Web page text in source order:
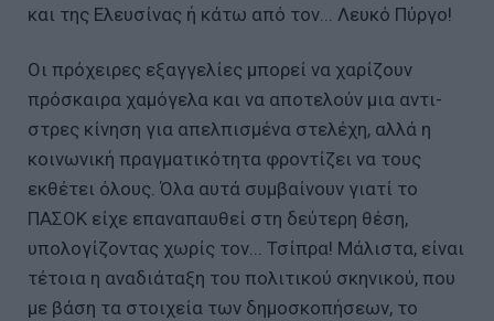
και της Ελευσίνας ή κάτω από τον... Λευκό Πύργο!
Οι πρόχειρες εξαγγελίες μπορεί να χαρίζουν
πρόσκαιρα χαμόγελα και να αποτελούν μια αντι-
στρες κίνηση για απελπισμένα στελέχη, αλλά η
κοινωνική πραγματικότητα φροντίζει να τους
εκθέτει όλους. Όλα αυτά συμβαίνουν γιατί το
ΠΑΣΟΚ είχε επαναπαυθεί στη δεύτερη θέση,
υπολογίζοντας χωρίς τον... Τσίπρα! Μάλιστα, είναι
τέτοια η αναδιάταξη του πολιτικού σκηνικού, που
με βάση τα στοιχεία των δημοσκοπήσεων, το